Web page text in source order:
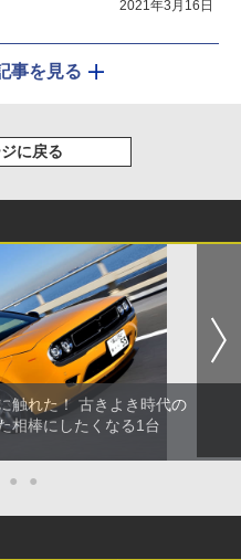
2021年3月16日
事を見る
に戻る
触れた！ 古きよき時代の
相棒にしたくなる1台
● ●